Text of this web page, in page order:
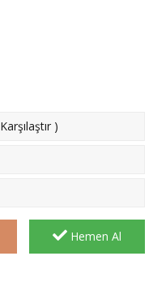
Karşılaştır )
Hemen Al